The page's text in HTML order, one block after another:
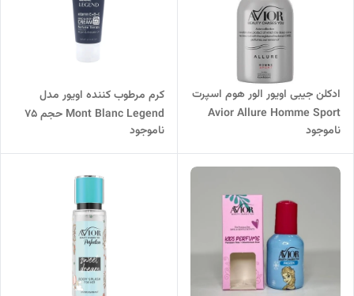
ادکلن جیبی اویور الور هوم اسپرت
Avior Allure Homme Sport
ناموجود
کرم مرطوب کننده اویور مدل
Mont Blanc Legend حجم 75
میلی لیتر
ناموجود